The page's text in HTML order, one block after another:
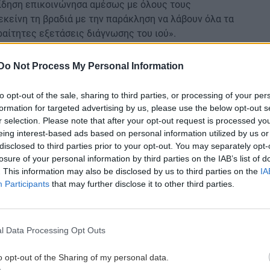
Do Not Process My Personal Information
opt-out of the sale, sharing to third parties, or processing of your
for targeted advertising by us, please use the below opt-out
selection. Please note that after your opt-out request is processed
interest-based ads based on personal information utilized by us
to third parties prior to your opt-out. You may separately
of your personal information by third parties on the IAB’s list of
This information may also be disclosed by us to third parties on the
Participants that may further disclose it to other third parties.
Data Processing Opt Outs
opt-out of the Sharing of my personal data.
επικοινώνησα αμέσως με όλους τους
τη βραδιά με την παράκληση να λάβουν όλα τα
εξετάσεις διάγνωσης του ιού».
μολύνθηκαν δεκάδες ομογενείς,
Η ηθοποιός Μαρία Τζομπανάκη που ζει στη
το συγκεκριμένο χορό, αλλά ο σύζυγός της
ότι θα υπήρχε πάρα πολύ κόσμος
την πόρτα της Αμερικής αποφάσισαν να μην
για έναν χορό στο Στάτεν Αϊλαντ. Το έκαναν
να πάω εξηγώντας και τον λόγο, Μετά από 15
χορού αρρώστησαν, άλλοι στο σπίτι, κάποιοι
την ζωή» είπε η κυρία Τζομπανάκη.
έχασαν τη ζωή τους στη Νέα Υόρκη, λόγω της
και πάρτι, καθώς τα μέτρα
στις ΗΠΑ.